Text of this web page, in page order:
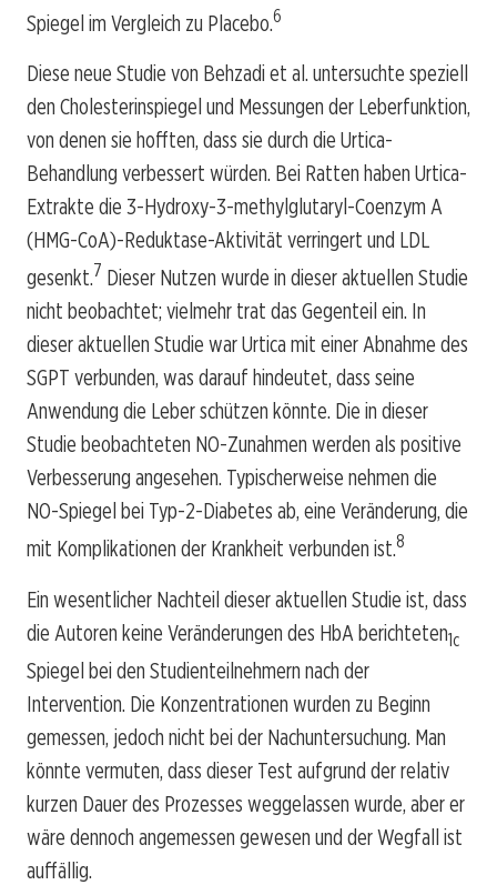
Spiegel im Vergleich zu Placebo.6
Diese neue Studie von Behzadi et al. untersuchte speziell
den Cholesterinspiegel und Messungen der Leberfunktion,
von denen sie hofften, dass sie durch die Urtica-
Behandlung verbessert würden. Bei Ratten haben Urtica-
Extrakte die 3-Hydroxy-3-methylglutaryl-Coenzym A
(HMG-CoA)-Reduktase-Aktivität verringert und LDL
gesenkt.7 Dieser Nutzen wurde in dieser aktuellen Studie
nicht beobachtet; vielmehr trat das Gegenteil ein. In
dieser aktuellen Studie war Urtica mit einer Abnahme des
SGPT verbunden, was darauf hindeutet, dass seine
Anwendung die Leber schützen könnte. Die in dieser
Studie beobachteten NO-Zunahmen werden als positive
Verbesserung angesehen. Typischerweise nehmen die
NO-Spiegel bei Typ-2-Diabetes ab, eine Veränderung, die
mit Komplikationen der Krankheit verbunden ist.8
Ein wesentlicher Nachteil dieser aktuellen Studie ist, dass
die Autoren keine Veränderungen des HbA berichteten1c
Spiegel bei den Studienteilnehmern nach der
Intervention. Die Konzentrationen wurden zu Beginn
gemessen, jedoch nicht bei der Nachuntersuchung. Man
könnte vermuten, dass dieser Test aufgrund der relativ
kurzen Dauer des Prozesses weggelassen wurde, aber er
wäre dennoch angemessen gewesen und der Wegfall ist
auffällig.